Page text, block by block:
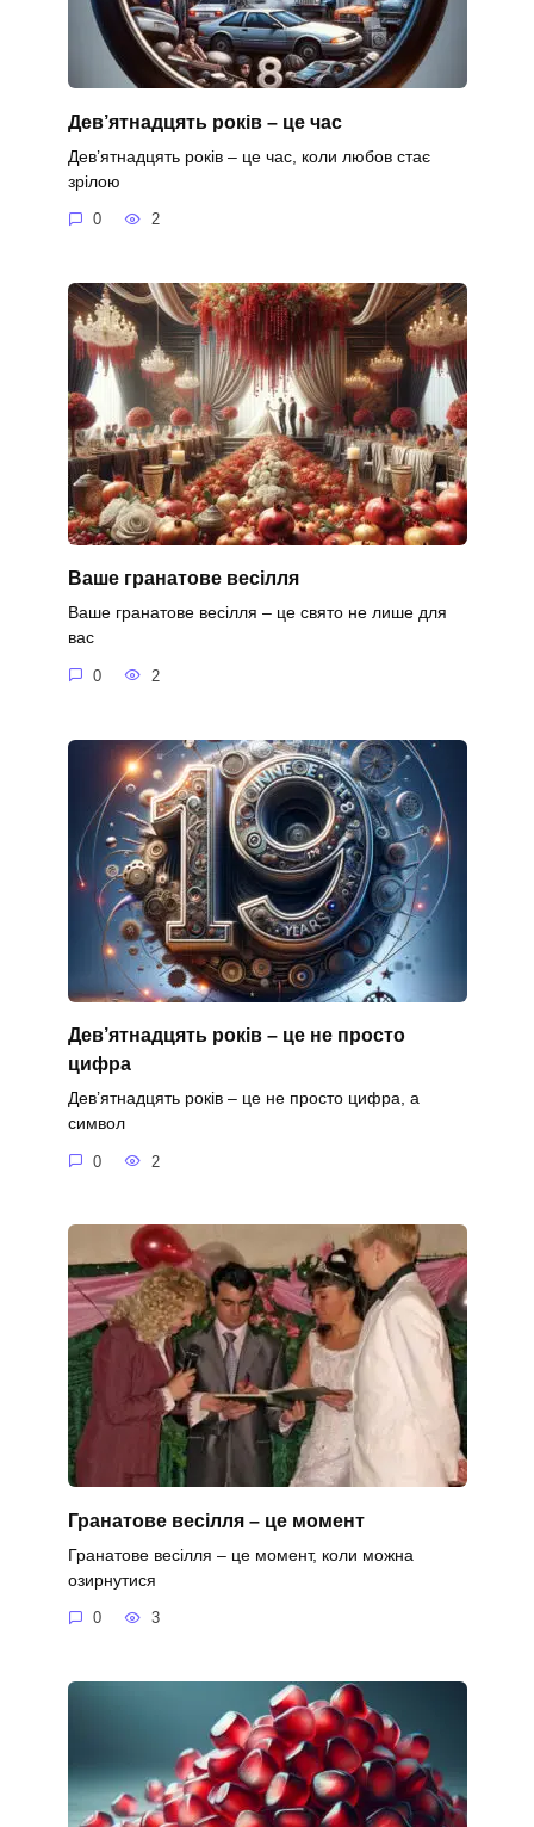
Дев’ятнадцять років – це час
Дев’ятнадцять років – це час, коли любов стає
зрілою
0 2
Ваше гранатове весілля
Ваше гранатове весілля – це свято не лише для
вас
0 2
Дев’ятнадцять років – це не просто
цифра
Дев’ятнадцять років – це не просто цифра, а
символ
0 2
Гранатове весілля – це момент
Гранатове весілля – це момент, коли можна
озирнутися
0 3